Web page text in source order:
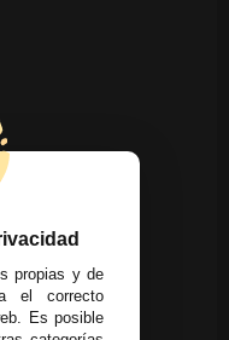
propias y de
el correcto
Es posible